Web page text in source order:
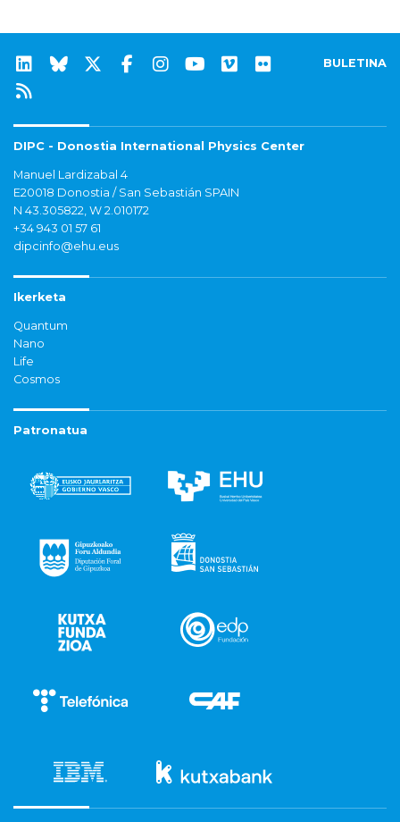
BULETINA
DIPC - Donostia International Physics Center
Manuel Lardizabal 4
E20018 Donostia / San Sebastián SPAIN
N 43.305822, W 2.010172
+34 943 01 57 61
dipcinfo@ehu.eus
Ikerketa
Quantum
Nano
Life
Cosmos
Patronatua